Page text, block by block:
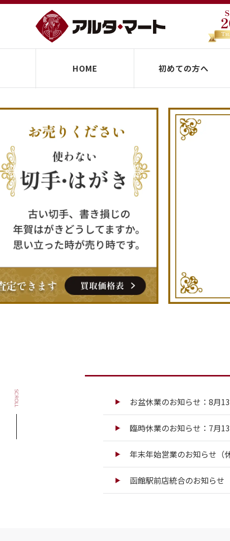
HOME 初めての方へ
SCROLL お盆休業のお知らせ：8月
臨時休業のお知らせ：7月
年末年始営業のお知らせ（
函館駅前店統合のお知らせ